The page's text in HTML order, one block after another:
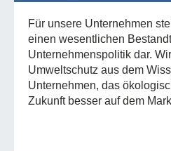
Für unsere Unternehmen
einen wesentlichen
Unternehmenspolitik dar.
Umweltschutz aus dem
Unternehmen, das
Zukunft besser auf dem